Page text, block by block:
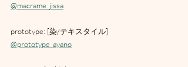
@macrame_jissa
prototype: [染/テキスタイル]
@prototype_ayano